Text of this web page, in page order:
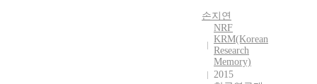
손지연
NRF
KRM(Korean
Research
Memory)
2015